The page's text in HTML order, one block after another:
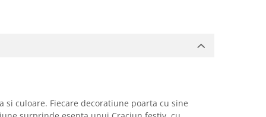
culoare. Fiecare decoratiune poarta cu sine